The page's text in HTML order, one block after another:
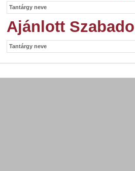
Tantárgy neve
Ajánlott
Tantárgy neve